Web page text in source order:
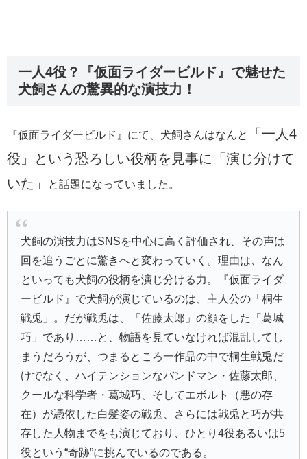
一人4役？『仮面ライダービルド』で魅せた
犬飼さんの驚異的な演技力！
『仮面ライダービルド』にて、犬飼さんはなんと
「一人4
役」という恐ろしい役柄を見事に「演じ分けて
いた」
と話題になっていました。
犬飼の演技力はSNSを中心に高く評価され、その声は
回を追うごとに驚きへと変わっていく。理由は、なん
といっても犬飼の役柄を演じ分ける力。『仮面ライダ
ービルド』で犬飼が演じているのは、主人公の「桐生
戦兎」。だが戦兎は、「佐藤太郎」の顔をした「葛城
巧」であり……と、物語を見ていなければ混乱してし
まうだろうが、つまるところ一作品の中で桐生戦兎だ
けでなく、ハイテンションなバンドマン・佐藤太郎、
クールな科学者・葛城巧、そしてエボルト（悪の存
在）が憑依した白髪姿の戦兎、さらには戦兎と巧が共
存した人物までをも演じており、ひとり4役あるいは5
役という“奇跡”に挑んでいるのである。